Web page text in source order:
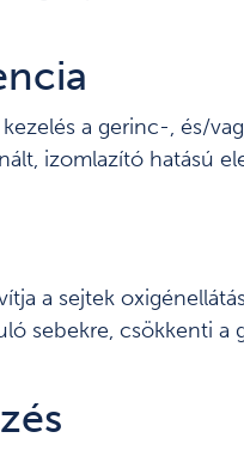
a gerinc-, és/
izomlazító hatású
a sejtek
sebekre, csökkenti a